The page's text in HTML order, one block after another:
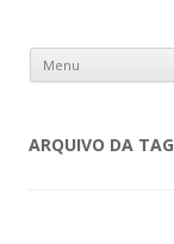
Menu
ARQUIVO DA